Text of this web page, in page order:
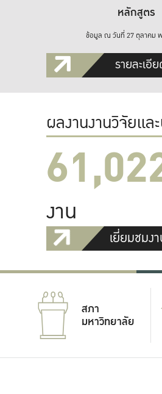
หลักสูตร
ข้อมูล ณ วันที่ 27 ตุลาคม
รายละเอี
ผลงานงานวิจัยแล
งาน
เยี่ยมชมง
สภา
มหาวิทยาลัย